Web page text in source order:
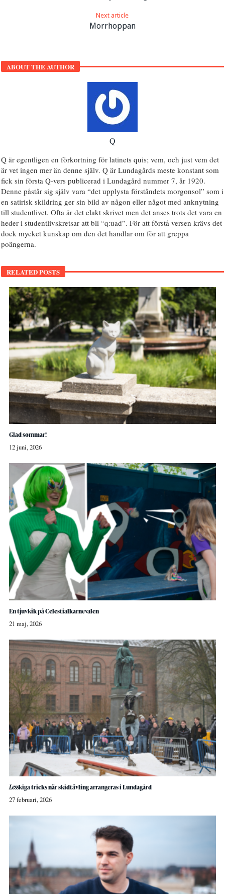
Next article
Morrhoppan
ABOUT THE AUTHOR
Q
Q är egentligen en förkortning för latinets quis; vem, och just vem det
är vet ingen mer än denne själv. Q är Lundagårds meste konstant som
fick sin första Q-vers publicerad i Lundagård nummer 7, år 1920.
Denne påstår sig själv vara “det upplysta förståndets morgonsol” som i
en satirisk skildring ger sin bild av någon eller något med anknytning
till studentlivet. Ofta är det elakt skrivet men det anses trots det vara en
heder i studentlivskretsar att bli “q:uad”. För att förstå versen krävs det
dock mycket kunskap om den det handlar om för att greppa
poängerna.
RELATED POSTS
Glad sommar!
12 juni, 2026
En tjuvkik på Celestialkarnevalen
21 maj, 2026
Lesskiga tricks när skidtävling arrangeras i Lundagård
27 februari, 2026